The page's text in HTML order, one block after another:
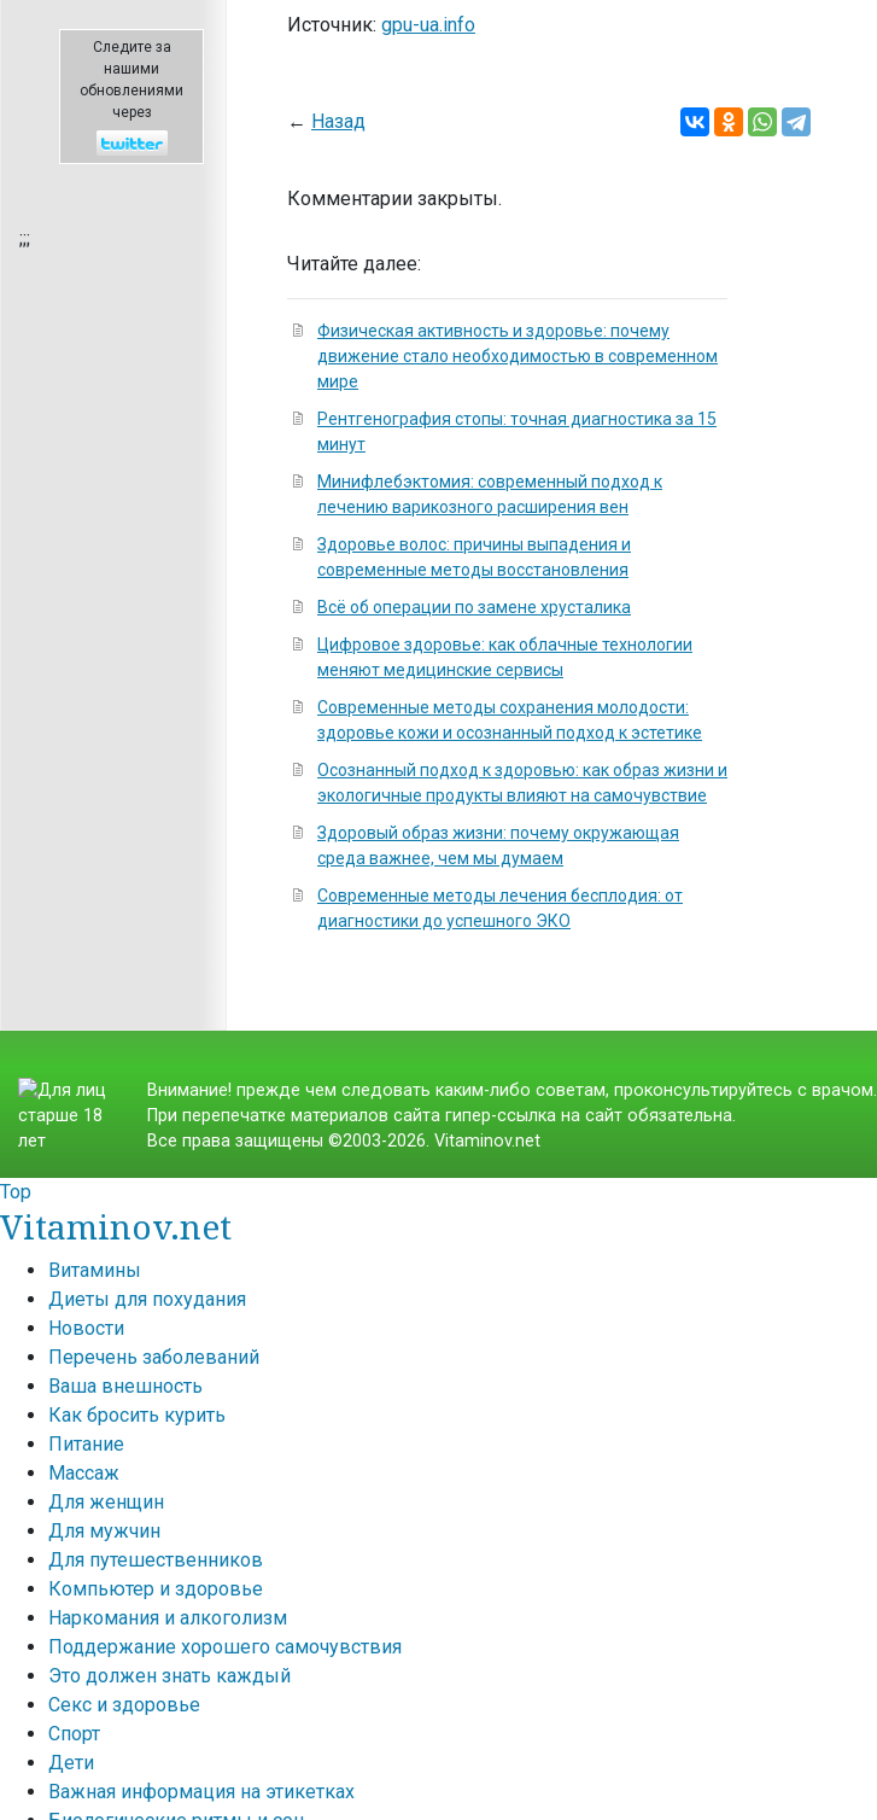
Следите за
нашими
обновлениями
через
;;;
Источник: gpu-ua.info
← Назад
Комментарии закрыты.
Читайте далее:
Физическая активность и здоровье: почему
движение стало необходимостью в современном
мире
Рентгенография стопы: точная диагностика за 15
минут
Минифлебэктомия: современный подход к
лечению варикозного расширения вен
Здоровье волос: причины выпадения и
современные методы восстановления
Всё об операции по замене хрусталика
Цифровое здоровье: как облачные технологии
меняют медицинские сервисы
Современные методы сохранения молодости:
здоровье кожи и осознанный подход к эстетике
Осознанный подход к здоровью: как образ жизни и
экологичные продукты влияют на самочувствие
Здоровый образ жизни: почему окружающая
среда важнее, чем мы думаем
Современные методы лечения бесплодия: от
диагностики до успешного ЭКО
Внимание! прежде чем следовать каким-либо советам, проконсультируйтесь с врачом.
При перепечатке материалов сайта гипер-ссылка на сайт обязательна.
Все права защищены ©2003-2026. Vitaminov.net
Top
Vitaminov.net
Витамины
Диеты для похудания
Новости
Перечень заболеваний
Ваша внешность
Как бросить курить
Питание
Массаж
Для женщин
Для мужчин
Для путешественников
Компьютер и здоровье
Наркомания и алкоголизм
Поддержание хорошего самочувствия
Это должен знать каждый
Секс и здоровье
Спорт
Дети
Важная информация на этикетках